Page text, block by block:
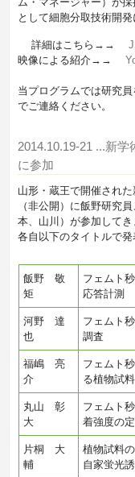
として細胞分取技術開
詳細はこちら→→
映像による紹介→→
当プログラムでは研究
でご連絡ください。
2014.10.19-21 ...新学
に参加
山形・蔵王で開催され
（非公開）に飯野研究
本、山川）が参加してき
各自以下のタイトルで発
飯野 敬
矩
フェムト
応答計測
河野 達
也
フェムト
調査
福嶋 亮
介
フェムト
る植物試
丸山 彰
大
フェムト
着強度の
片桐 大
輔
植物試料
自家蛍光